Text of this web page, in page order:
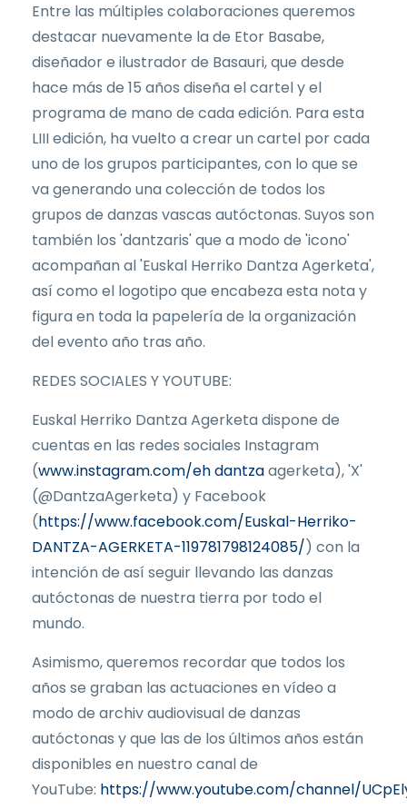
Entre las múltiples colaboraciones queremos
destacar nuevamente la de Etor Basabe,
diseñador e ilustrador de Basauri, que desde
hace más de 15 años diseña el cartel y el
programa de mano de cada edición. Para esta
LIII edición, ha vuelto a crear un cartel por cada
uno de los grupos participantes, con lo que se
va generando una colección de todos los
grupos de danzas vascas autóctonas. Suyos son
también los 'dantzaris' que a modo de 'icono'
acompañan al 'Euskal Herriko Dantza Agerketa',
así como el logotipo que encabeza esta nota y
figura en toda la papelería de la organización
del evento año tras año.
REDES SOCIALES Y YOUTUBE:
Euskal Herriko Dantza Agerketa dispone de
cuentas en las redes sociales Instagram
(www.instagram.com/eh dantzaagerketa), 'X'
(@DantzaAgerketa) y Facebook
(https://www.facebook.com/Euskal-Herriko-
DANTZA-AGERKETA-119781798124085/) con la
intención de así seguir llevando las danzas
autóctonas de nuestra tierra por todo el
mundo.
Asimismo, queremos recordar que todos los
años se graban las actuaciones en vídeo a
modo de archiv audiovisual de danzas
autóctonas y que las de los últimos años están
disponibles en nuestro canal de
YouTube: https://www.youtube.com/channel/